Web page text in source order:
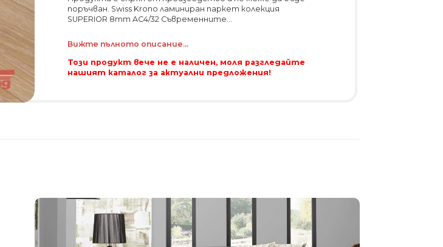
поръчван. Swiss Krono ламиниран паркет колекция
SUPERIOR 8mm AC4/32 Съвременните...
Вижте пълното описание...
Този продукт вече не е наличен, моля разгледайте
нашият каталог за актуални предложения!